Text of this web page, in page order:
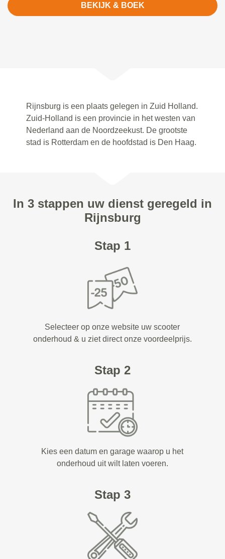
BEKIJK & BOEK
Rijnsburg is een plaats gelegen in Zuid Holland.
Zuid-Holland is een provincie in het westen van
Nederland aan de Noordzeekust. De grootste
stad is Rotterdam en de hoofdstad is Den Haag.
In 3 stappen uw dienst geregeld in
Rijnsburg
Stap 1
Selecteer op onze website uw scooter
onderhoud & u ziet direct onze voordeelprijs.
Stap 2
Kies een datum en garage waarop u het
onderhoud uit wilt laten voeren.
Stap 3